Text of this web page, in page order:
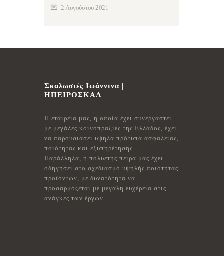
2 Αυγούστου 2021
Σκαλωσιές Ιωάννινα |
ΗΠΕΙΡΟΣΚΑΛ
Η εταιρεία μας, η οποία έχει συνεργαστεί
με μεγάλες κοινοπραξίες της Ελλάδος, έχει
να παρουσιάσει υψηλά πρότυπα ασφαλείας,
ποιότητας και εξυπηρέτησης.
Παράλληλα, η πολυετής πείρα μας έχει
οδηγήσει στο σχεδιασμό υψηλής ποιότητας
προϊόντων, με δυνατότητα να
προσαρμόζεται με μεγάλη ευχέρεια στις
ανάγκες των έργων.